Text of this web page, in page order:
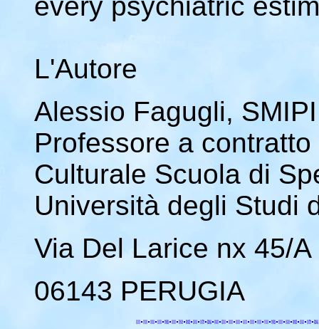
every psychiatric
L'Autore
Alessio Fagugli,
Professore a
Culturale Scuola di
Università degli Studi
Via Del Larice nx 45/A
06143 PERUGIA